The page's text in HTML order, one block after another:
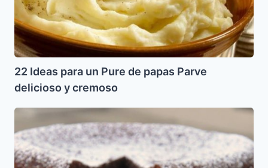
Parve
delicioso
y
cremoso
22 Ideas para un Pure de papas Parve
delicioso y cremoso
de
Chocolate
para